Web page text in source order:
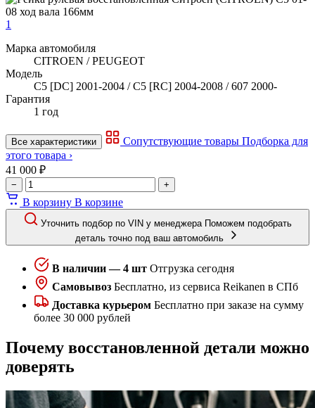
1
Марка автомобиля
CITROEN / PEUGEOT
Модель
C5 [DC] 2001-2004 / C5 [RC] 2004-2008 / 607 2000-
Гарантия
1 год
Все характеристики Сопутствующие товары Подборка для
этого товара ›
41 000 ₽
− +
В корзину В корзине
Уточнить подбор по VIN у менеджера Поможем подобрать
деталь точно под ваш автомобиль
В наличии — 4 шт Отгрузка сегодня
Самовывоз Бесплатно, из сервиса Reikanen в СПб
Доставка курьером Бесплатно при заказе на сумму
более 30 000 рублей
Почему восстановленной детали можно
доверять